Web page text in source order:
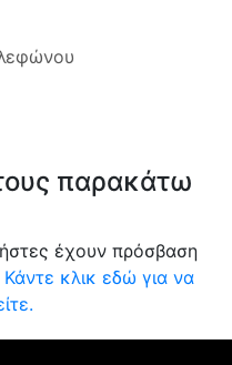
παρακάτω
έχουν πρόσβαση
Κάντε κλικ εδώ για να